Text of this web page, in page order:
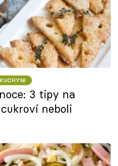
3 tipy na
neboli